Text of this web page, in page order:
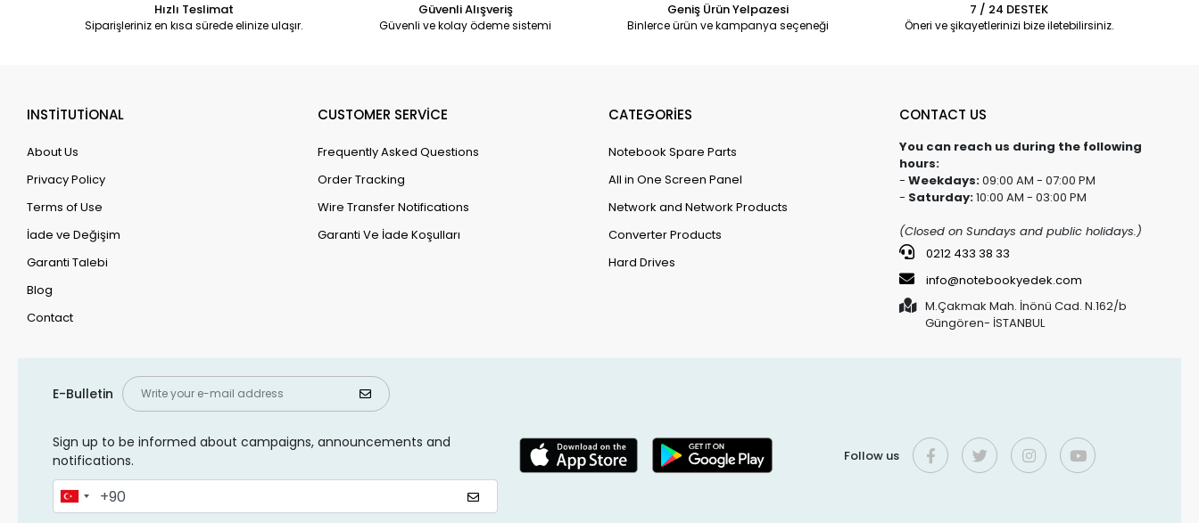
Hızlı Teslimat
Siparişleriniz en kısa sürede elinize ulaşır.
Güvenli Alışveriş
Güvenli ve kolay ödeme sistemi
Geniş Ürün Yelpazesi
Binlerce ürün ve kampanya seçeneği
7 / 24 DESTEK
Öneri ve şikayetlerinizi bize iletebilirsiniz.
INSTİTUTİONAL
About Us
Privacy Policy
Terms of Use
İade ve Değişim
Garanti Talebi
Blog
Contact
CUSTOMER SERVİCE
Frequently Asked Questions
Order Tracking
Wire Transfer Notifications
Garanti Ve İade Koşulları
CATEGORİES
Notebook Spare Parts
All in One Screen Panel
Network and Network Products
Converter Products
Hard Drives
CONTACT US
You can reach us during the following
hours:
- Weekdays:09:00 AM - 07:00 PM
- Saturday:10:00 AM - 03:00 PM
(Closed on Sundays and public holidays.)
0212 433 38 33
info@notebookyedek.com
M.Çakmak Mah. İnönü Cad. N.162/b
Güngören- İSTANBUL
E-Bulletin
Sign up to be informed about campaigns, announcements and
notifications.
Follow us